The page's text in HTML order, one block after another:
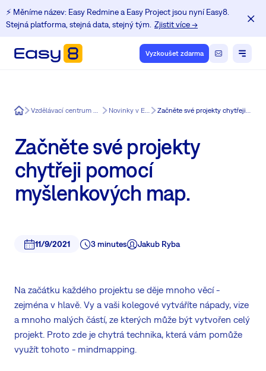
⚡️ Měníme název: Easy Redmine a Easy Project jsou nyní Easy8.
Stejná platforma, stejná data, stejný tým. Zjistit více →
Vyzkoušet zdarma
Easy8 Vzdělávací centrum pro uživatele Redmine Novinky v Easy Redmine Začněte své projekty chytřeji pomocí myšlenkových map.
Začněte své projekty
chytřeji pomocí
myšlenkových map.
11/9/2021 3 minutes Jakub Ryba
Na začátku každého projektu se děje mnoho věcí -
zejména v hlavě. Vy a vaši kolegové vytváříte nápady, vize
a mnoho malých částí, ze kterých může být vytvořen celý
projekt. Proto zde je chytrá technika, která vám pomůže
využít tohoto - mindmapping.